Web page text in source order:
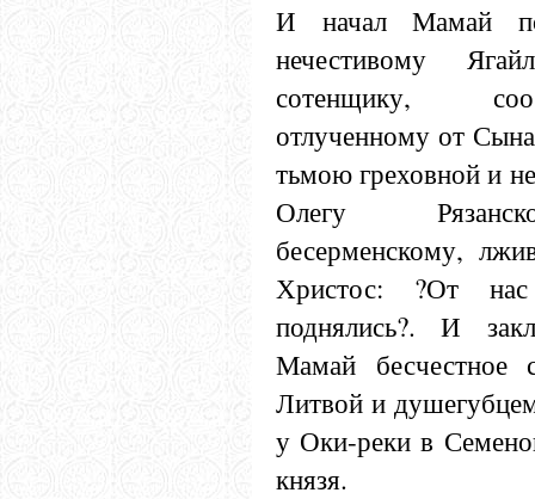
И начал Мамай
нечестивому
сотенщику,
отлученному от
тьмою греховной и
Олегу
бесерменскому,
Христос: ?От
поднялись?. И
Мамай бесчестное
Литвой и
у Оки-реки в
князя.